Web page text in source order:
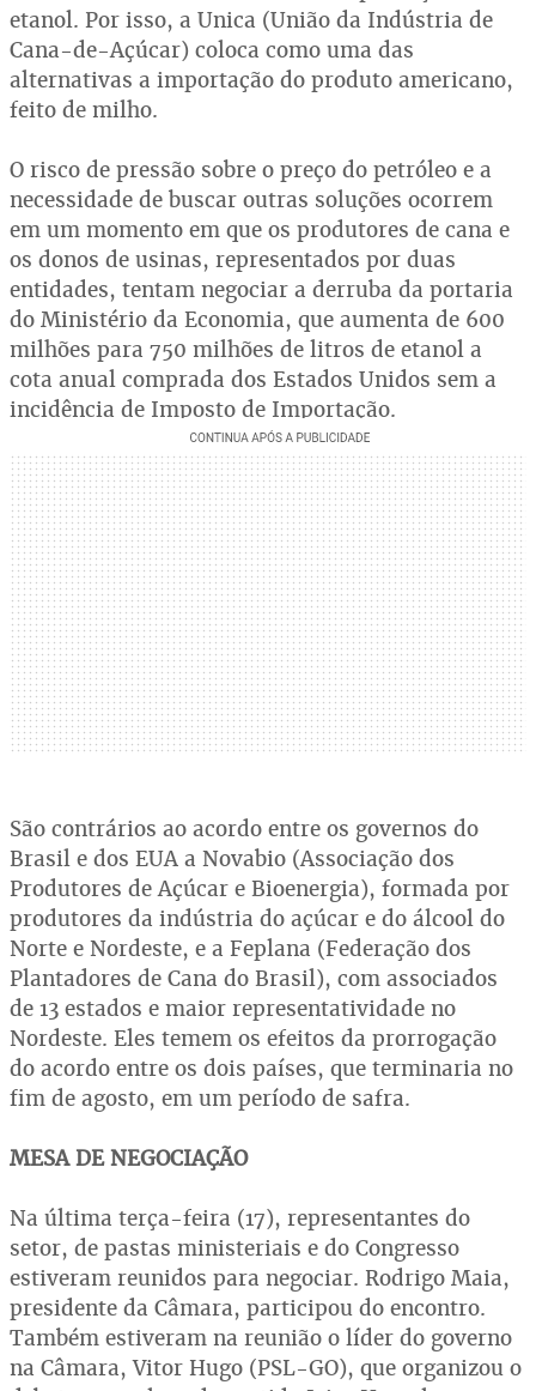
etanol. Por isso, a Unica (União da Indústria de
Cana-de-Açúcar) coloca como uma das
alternativas a importação do produto americano,
feito de milho.
O risco de pressão sobre o preço do petróleo e a
necessidade de buscar outras soluções ocorrem
em um momento em que os produtores de cana e
os donos de usinas, representados por duas
entidades, tentam negociar a derruba da portaria
do Ministério da Economia, que aumenta de 600
milhões para 750 milhões de litros de etanol a
cota anual comprada dos Estados Unidos sem a
incidência de Imposto de Importação.
São contrários ao acordo entre os governos do
Brasil e dos EUA a Novabio (Associação dos
Produtores de Açúcar e Bioenergia), formada por
produtores da indústria do açúcar e do álcool do
Norte e Nordeste, e a Feplana (Federação dos
Plantadores de Cana do Brasil), com associados
de 13 estados e maior representatividade no
Nordeste. Eles temem os efeitos da prorrogação
do acordo entre os dois países, que terminaria no
fim de agosto, em um período de safra.
MESA DE NEGOCIAÇÃO
Na última terça-feira (17), representantes do
setor, de pastas ministeriais e do Congresso
estiveram reunidos para negociar. Rodrigo Maia,
presidente da Câmara, participou do encontro.
Também estiveram na reunião o líder do governo
na Câmara, Vitor Hugo (PSL-GO), que organizou o